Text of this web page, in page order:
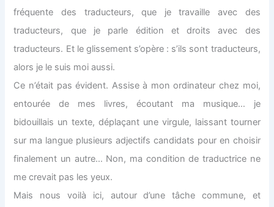
fréquente des traducteurs, que je travaille avec des
traducteurs, que je parle édition et droits avec des
traducteurs. Et le glissement s’opère : s’ils sont traducteurs,
alors je le suis moi aussi.
Ce n’était pas évident. Assise à mon ordinateur chez moi,
entourée de mes livres, écoutant ma musique… je
bidouillais un texte, déplaçant une virgule, laissant tourner
sur ma langue plusieurs adjectifs candidats pour en choisir
finalement un autre… Non, ma condition de traductrice ne
me crevait pas les yeux.
Mais nous voilà ici, autour d’une tâche commune, et